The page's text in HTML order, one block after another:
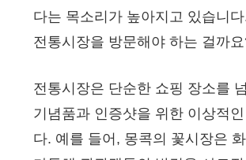
다는 목소리가 높아지고 있습니
전통시장을 방문해야 하는 걸까
전통시장은 단순한 쇼핑 장소를
기념품과 인증샷을 위한 이상적
다. 예를 들어, 몽콕의 꽃시장은